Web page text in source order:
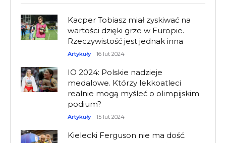
Kacper Tobiasz miał zyskiwać na
wartości dzięki grze w Europie.
Rzeczywistość jest jednak inna
Artykuły 16 lut 2024
IO 2024: Polskie nadzieje
medalowe. Którzy lekkoatleci
realnie mogą myśleć o olimpijskim
podium?
Artykuły 15 lut 2024
Kielecki Ferguson nie ma dość.